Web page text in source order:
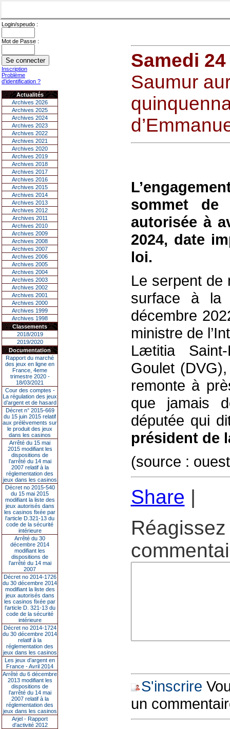
Login/speudo :
Mot de Passe :
Inscription
Problème
d'identification ?
Actualités
Archives 2026
Archives 2025
Archives 2024
Archives 2023
Archives 2022
Archives 2021
Archives 2020
Archives 2019
Archives 2018
Archives 2017
Archives 2016
Archives 2015
Archives 2014
Archives 2013
Archives 2012
Archives 2011
Archives 2010
Archives 2009
Archives 2008
Archives 2007
Archives 2006
Archives 2005
Archives 2004
Archives 2003
Archives 2002
Archives 2001
Archives 2000
Archives 1999
Archives 1998
Classements
2018/2019
2019/2020
Documentation
Rapport du marché
des jeux en ligne en
France, 4eme
trimestre 2020 -
18/03/2021
Cour des comptes -
La régulation des jeux
d’argent et de hasard
Décret n° 2015-669
du 15 juin 2015 relatif
aux prélèvements sur
le produit des jeux
dans les casinos
Arrêté du 15 mai
2015 modifiant les
dispositions de
l’arrêté du 14 mai
2007 relatif à la
réglementation des
jeux dans les casinos
Décret no 2015-540
du 15 mai 2015
modifiant la liste des
jeux autorisés dans
les casinos fixée par
l’article D.321-13 du
code de la sécurité
intérieure
Arrêté du 30
décembre 2014
modifiant les
dispositions de
l’arrêté du 14 mai
2007
Décret no 2014-1726
du 30 décembre 2014
modifiant la liste des
jeux autorisés dans
les casinos fixée par
l’article D. 321-13 du
code de la sécurité
intérieure
Décret no 2014-1724
du 30 décembre 2014
relatif à la
réglementation des
jeux dans les casinos
Les jeux d’argent en
France - Avril 2014
Arrêté du 6 décembre
2013 modifiant les
dispositions de
l’arrêté du 14 mai
2007 relatif à la
réglementation des
jeux dans les casinos
Arjel - Rapport
d'activité 2012
Samedi
Saumur
sommet de
autorisée à
2024, date
loi.
Le serpent de
surface à la
décembre
ministre de
Lætitia
Goulet
remonte à
que jamais
députée qui
président de
(source :
Share |
S'inscrire
un